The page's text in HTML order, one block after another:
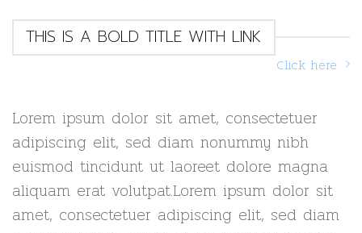
THIS IS A BOLD TITLE WITH LINK
Click here
Lorem ipsum dolor sit amet, consectetuer
adipiscing elit, sed diam nonummy nibh
euismod tincidunt ut laoreet dolore magna
aliquam erat volutpat.Lorem ipsum dolor sit
amet, consectetuer adipiscing elit, sed diam